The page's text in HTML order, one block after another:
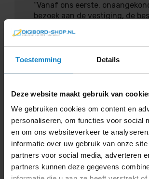
Toestemming Details
Deze website maakt gebruik van
We gebruiken cookies om content en
personaliseren, om functies voor social
en om ons websiteverkeer te
informatie over uw gebruik van onze
partners voor social media, adverteren
partners kunnen deze gegevens
“Vanaf ons eerste,
bezoek aan de vestiging, de
de afspraken over de levering
de levering zijn we erg blij en
met de geboden service en de
vriendelijkheid van alle
Daan Sparks
5